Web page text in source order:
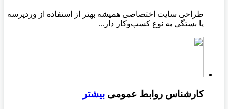
طراحی سایت اختصاصی همیشه بهتر از استفاده از وردپرسه
یا بستگی به نوع کسب‌وکار دار...
کارشناس روابط عمومی بیشتر